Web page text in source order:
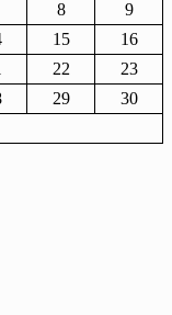
8
9
15
16
22
23
29
30